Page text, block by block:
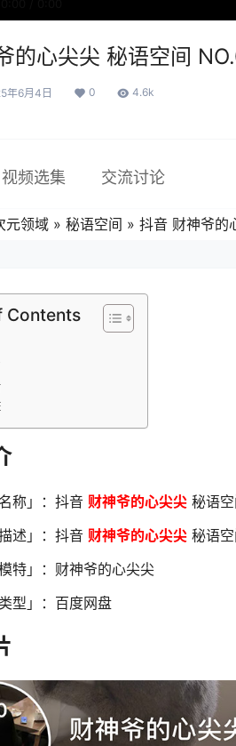
的心尖尖 秘语空间
年6月4日 0 4.6k
视频选集 交流讨论
元领域 » 秘语空间 » 抖音 财神爷的
Contents
名称」：抖音 财神爷的心尖尖 秘语
描述」：抖音 财神爷的心尖尖 秘语空
模特」：财神爷的心尖尖
类型」：百度网盘